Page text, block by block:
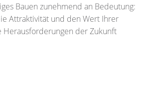
Bauen zunehmend an Bedeutung:
Attraktivität und den Wert Ihrer
der Zukunft